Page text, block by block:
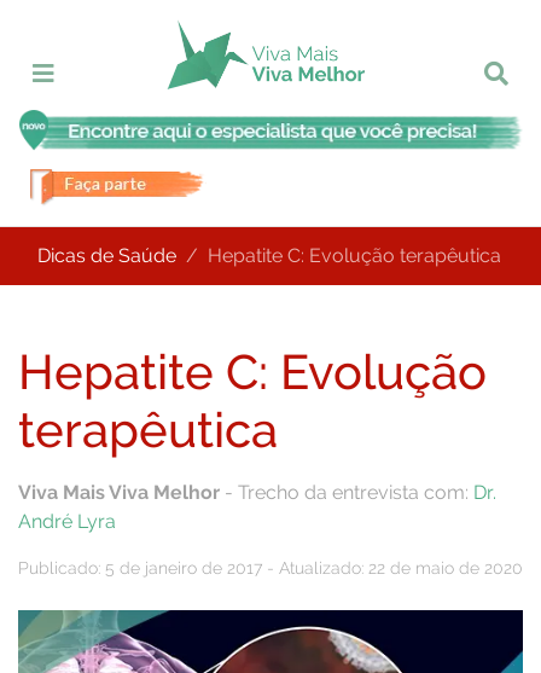
Dicas de Saúde Hepatite C: Evolução terapêutica
Hepatite C: Evolução
terapêutica
Viva Mais Viva Melhor - Trecho da entrevista com: Dr.
André Lyra
Publicado: 5 de janeiro de 2017 - Atualizado: 22 de maio de 2020